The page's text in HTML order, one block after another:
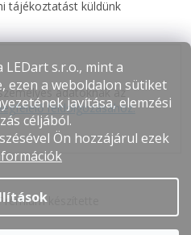
s.r.o., mint a
ezen a weboldalon sütiket
javítása, elemzési
céljából.
Ön hozzájárul ezek
tájékoztatást küldünk
adatoknak az
feldolgozásához.
készítette